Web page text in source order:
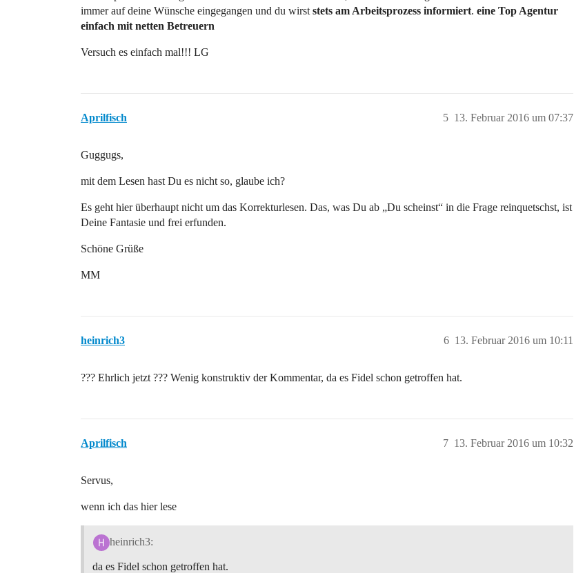
immer auf deine Wünsche eingegangen und du wirst stets am Arbeitsprozess informiert. eine Top Agentur
einfach mit netten Betreuern
Versuch es einfach mal!!! LG
Aprilfisch 13. Februar 2016 um 07:37
5
Guggugs,
mit dem Lesen hast Du es nicht so, glaube ich?
Es geht hier überhaupt nicht um das Korrekturlesen. Das, was Du ab „Du scheinst“ in die Frage reinquetschst, ist
Deine Fantasie und frei erfunden.
Schöne Grüße
MM
heinrich3 13. Februar 2016 um 10:11
6
??? Ehrlich jetzt ??? Wenig konstruktiv der Kommentar, da es Fidel schon getroffen hat.
Aprilfisch 13. Februar 2016 um 10:32
7
Servus,
wenn ich das hier lese
heinrich3:
da es Fidel schon getroffen hat.